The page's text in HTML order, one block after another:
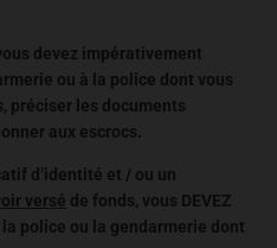
devez impérativement
ou à la police dont vous
préciser les documents
aux escrocs.
d’identité et / ou un
versé de fonds, vous DEVEZ
la police ou la gendarmerie dont